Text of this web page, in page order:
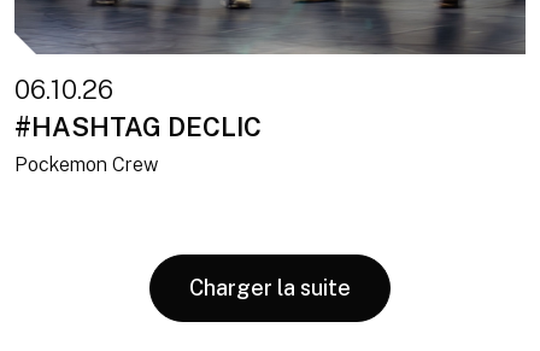
06.10.26
#HASHTAG DECLIC
Pockemon Crew
Charger la suite